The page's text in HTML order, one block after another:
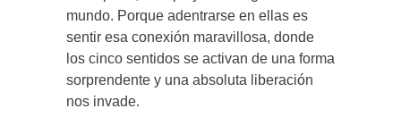
mundo. Porque adentrarse en ellas es
sentir esa conexión maravillosa, donde
los cinco sentidos se activan de una forma
sorprendente y una absoluta liberación
nos invade.